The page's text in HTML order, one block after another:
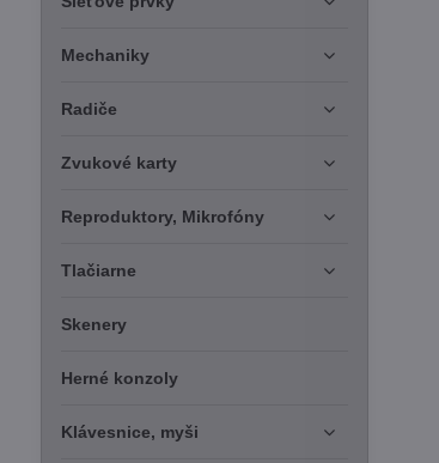
Mechaniky
Radiče
Zvukové karty
Reproduktory, Mikrofóny
Tlačiarne
Skenery
Herné konzoly
Klávesnice, myši